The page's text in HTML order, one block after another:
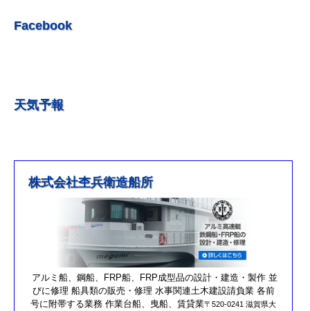
R5.5.20 釣果情報更新しました。
R5.3.25釣果情報更新しました。
R3/4/11釣果情報更新しました
R3/2/27果情報更新しました
R2/8/29果情報更新しました
営業時間を更新しました。
第17回オーナーズカップを更新しました。
R元/10/25クラブハウスのリニューアルが完了しました。
Facebook
天気予報
株式会社杢兵衛造船所
アルミ船、鋼船、FRP船、FRP成型品の設計・建造・製作 並
びに修理 船具類の販売・修理 水事関連土木建設請負業 各前
号に附帯する業務 作業台船、曳船、賃貸業〒520-0241 滋賀県大